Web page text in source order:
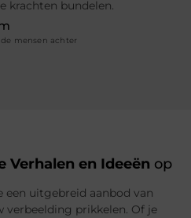
krachten bundelen.
mensen achter
Verhalen en Ideeën op
een uitgebreid aanbod van
verbeelding prikkelen. Of je